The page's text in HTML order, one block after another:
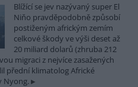
Blížící se jev nazývaný super El
Niňo pravděpodobně způsobí
postiženým africkým zemím
celkové škody ve výši deset až
20 miliard dolarů (zhruba 212
migraci z nejvíce zasažených
přední klimatolog Africké
Nyong.